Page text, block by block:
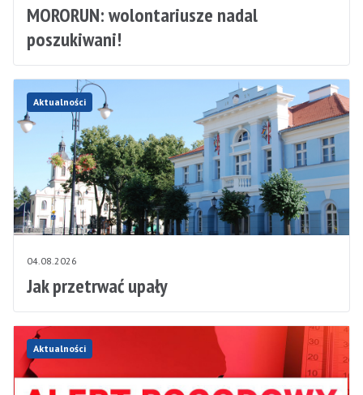
MORORUN: wolontariusze nadal
poszukiwani!
Aktualności
04.08.2026
Jak przetrwać upały
Aktualności